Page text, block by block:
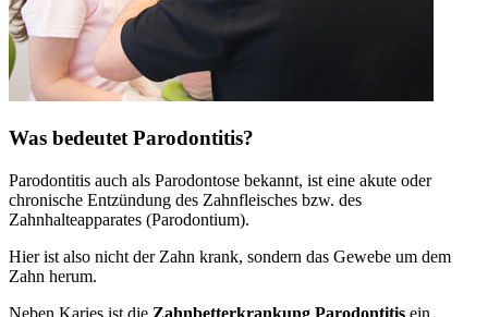
Was bedeutet Parodontitis?
Parodontitis auch als Parodontose bekannt, ist eine akute oder
chronische Entzündung des Zahnfleisches bzw. des
Zahnhalteapparates (Parodontium).
Hier ist also nicht der Zahn krank, sondern das Gewebe um dem
Zahn herum.
Neben Karies ist die Zahnbetterkrankung Parodontitis ein